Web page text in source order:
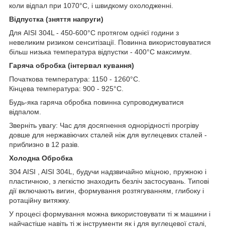
коли відпал при 1070°C, і швидкому охолодженні.
Відпустка (зняття напруги)
Для AISI 304L - 450-600°C протягом однієї години з
невеликим ризиком сенситізації. Повинна використовуватися
більш низька температура відпустки - 400°C максимум.
Гаряча обробка (інтервал кування)
Початкова температура: 1150 - 1260°C.
Кінцева температура: 900 - 925°C.
Будь-яка гаряча обробка повинна супроводжуватися
відпалом.
Зверніть увагу: Час для досягнення однорідності прогріву
довше для нержавіючих сталей ніж для вуглецевих сталей -
приблизно в 12 разів.
Холодна Обробка
304 AISI , AISI 304L, будучи надзвичайно міцною, пружною і
пластичною, з легкістю знаходить безліч застосувань. Типові
дії включають вигин, формування розтягуванням, глибоку і
ротаційну витяжку.
У процесі формування можна використовувати ті ж машини і
найчастіше навіть ті ж інструменти як і для вуглецевої сталі,